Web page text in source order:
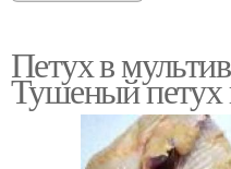
Петух в
Тушеный петух